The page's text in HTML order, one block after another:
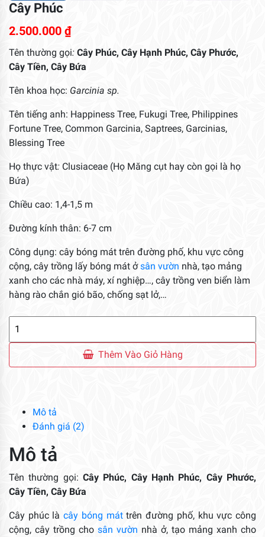
Cây Phúc
2.500.000 ₫
Tên thường gọi: Cây Phúc, Cây Hạnh Phúc, Cây Phước,
Cây Tiền, Cây Bứa
Tên khoa học: Garcinia sp.
Tên tiếng anh: Happiness Tree, Fukugi Tree, Philippines
Fortune Tree, Common Garcinia, Saptrees, Garcinias,
Blessing Tree
Họ thực vật: Clusiaceae (Họ Măng cụt hay còn gọi là họ
Bứa)
Chiều cao: 1,4-1,5 m
Đường kính thân: 6-7 cm
Công dụng: cây bóng mát trên đường phố, khu vực công
cộng, cây trồng lấy bóng mát ởsân vườn nhà, tạo mảng
xanh cho các nhà máy, xí nghiệp…, cây trồng ven biển làm
hàng rào chắn gió bão, chống sạt lở,…
lượng
Thêm Vào Giỏ Hàng
Mô tả
Đánh giá (2)
Mô tả
Tên thường gọi: Cây Phúc, Cây Hạnh Phúc, Cây Phước,
Cây Tiền, Cây Bứa
Cây phúc làcây bóng máttrên đường phố, khu vực công
cộng, cây trồng cho sân vườn nhà ở, tạo mảng xanh cho